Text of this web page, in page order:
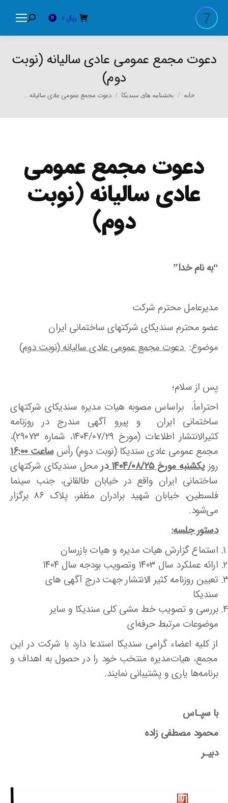
ریال 0
Search:
دعوت مجمع عمومی عادی سالیانه (نوبت
دوم)
You are here:
خانه بخشنامه های سندیکا دعوت مجمع عمومی عادی سالیانه…
دعوت مجمع عمومی
عادی سالیانه (نوبت
دوم)
“به نام خدا”
مدیرعامل محترم شرکت
عضو محترم سندیکای شرکتهای ساختمانی ایران
موضوع:دعوت مجمع عمومی عادی سالیانه (نوبت دوم)
پس از سلام؛
احتراماً، براساس مصوبه هیات مدیره سندیکای شرکتهای
ساختمانی ایران و پیرو آگهی مندرج در روزنامه
کثیرالانتشار اطلاعات (مورخ ۱۴۰۴/۰۷/۲۹، شماره ۲۹۰۷۳)،
مجمع عمومی عادی سندیکا (نوبت دوم) رأسساعت ۱۶:۰۰
روزیکشنبه مورخ ۱۴۰۴/۰۸/۲۵ درمحل سندیکای شرکتهای
ساختمانی ایران واقع در خیابان طالقانی، جنب سینما
فلسطین، خیابان شهید برادران مظفر، پلاک ۸۶ برگزار
می‌شود.
دستور جلسه:
استماع گزارش هیات مدیره و هیات بازرسان
ارائه عملکرد سال ۱۴۰۳ وتصویب بودجه سال ۱۴۰۴
تعیین روزنامه کثیر الانتشار جهت درج آگهی های
سندیکا
بررسی و تصویب خط مشی کلی سندیکا و سایر
موضوعات مرتبط حرفه‌ای
از کلیه اعضاء گرامی سندیکا استدعا دارد با شرکت در این
مجمع، هیات‌مدیره منتخب خود را در حصول به اهداف و
برنامه‌ها یاری و پشتیبانی نمایند.
با سپـاس
محمود مصطفی زاده
دبیـر